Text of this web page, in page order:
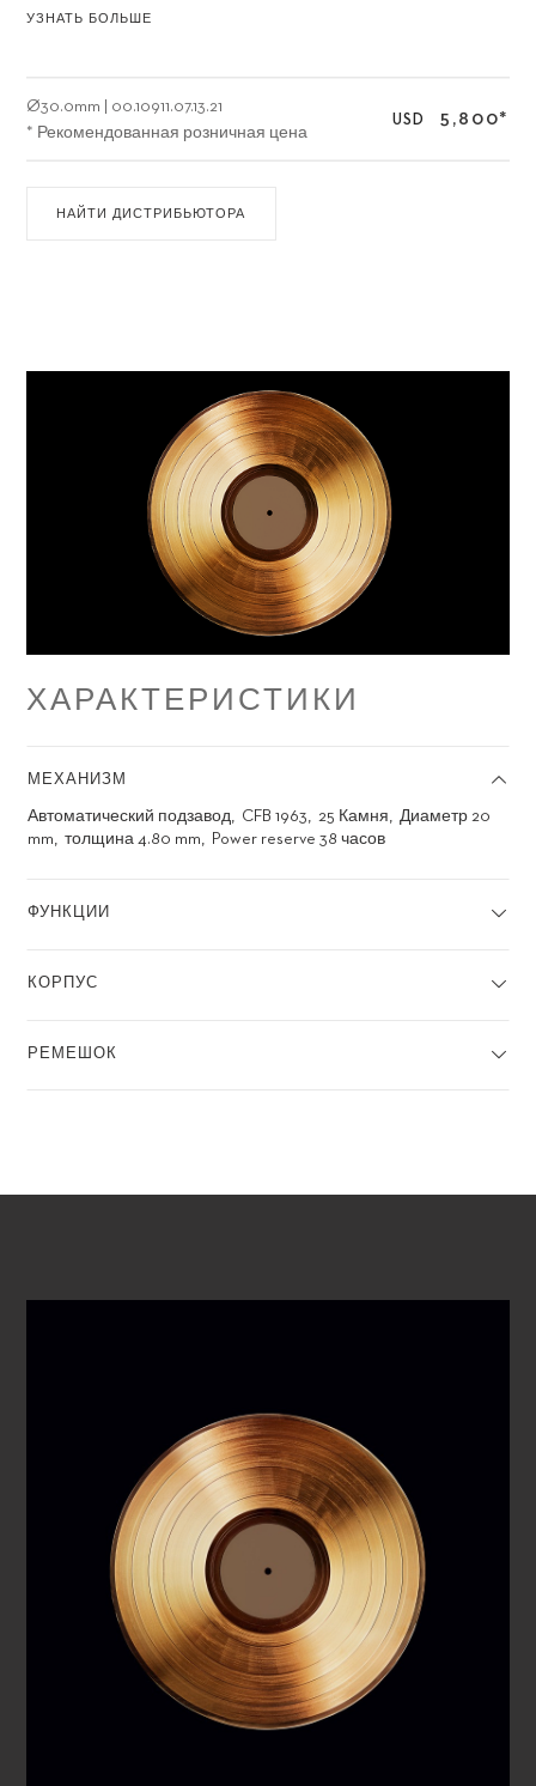
достоянием вечности.
УЗНАТЬ БОЛЬШЕ
Ø30.0mm
00.10911.07.13.21
* Рекомендованная розничная цена
USD 5,800*
НАЙТИ ДИСТРИБЬЮТОРА
ХАРАКТЕРИСТИКИ
МЕХАНИЗМ
Автоматический подзавод CFB 1963 25 Камня
Диаметр 20
mm
толщина 4.80 mm Power reserve 38 часов
ФУНКЦИИ
КОРПУС
РЕМЕШОК